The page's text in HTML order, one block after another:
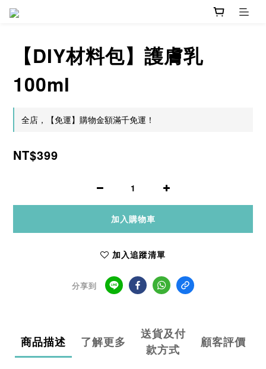
【DIY材料包】護膚乳
100ml
全店，【免運】購物金額滿千免運！
NT$399
加入購物車
加入追蹤清單
分享到
商品描述 了解更多
送貨及付
款方式
顧客評價